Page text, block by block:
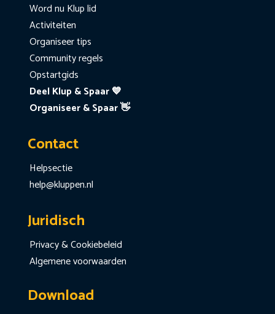
Word nu Klup lid
Activiteiten
Organiseer tips
Community regels
Opstartgids
Deel Klup & Spaar 💙
Organiseer & Spaar 👋
Contact
Helpsectie
help@kluppen.nl
Juridisch
Privacy & Cookiebeleid
Algemene voorwaarden
Download